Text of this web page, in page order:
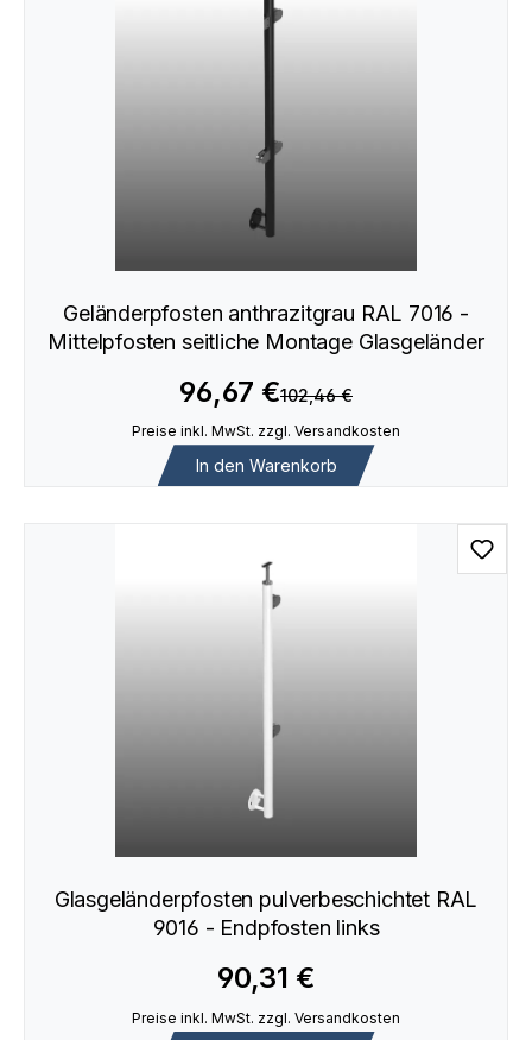
Geländerpfosten anthrazitgrau RAL 7016 -
Mittelpfosten seitliche Montage Glasgeländer
96,67 €102,46 €
Preise inkl. MwSt. zzgl. Versandkosten
In den Warenkorb
Glasgeländerpfosten pulverbeschichtet RAL
9016 - Endpfosten links
90,31 €
Preise inkl. MwSt. zzgl. Versandkosten